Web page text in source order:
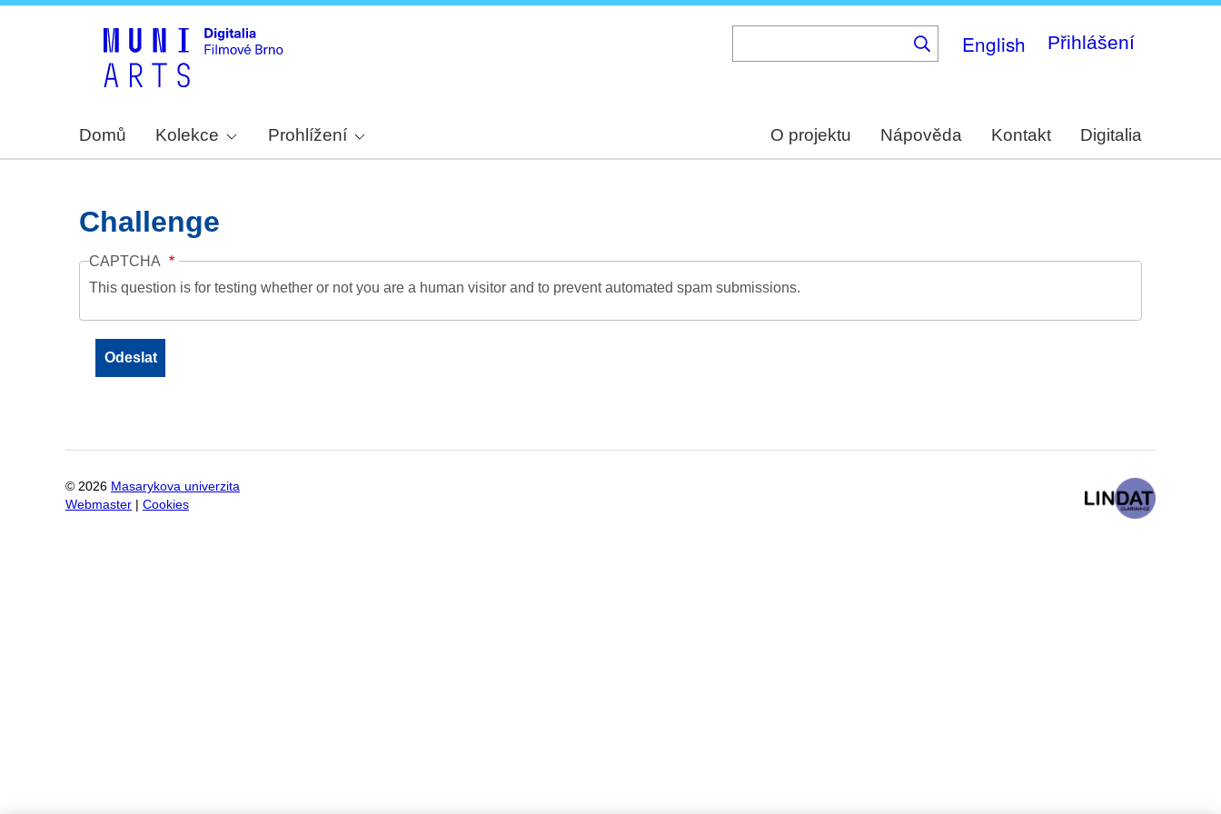
English Přihlášení
Domů Kolekce Prohlížení O projektu Nápověda Kontakt Digitalia
Challenge
CAPTCHA
This question is for testing whether or not you are a human visitor and to prevent automated spam submissions.
© 2026 Masarykova univerzita
Webmaster
Cookies